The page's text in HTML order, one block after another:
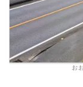
お